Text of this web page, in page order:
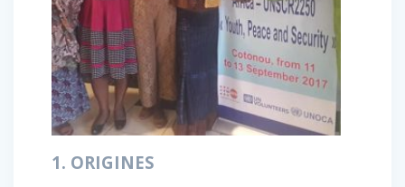
1. ORIGINES